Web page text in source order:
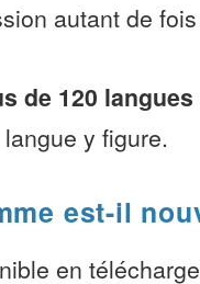
autant de
de 120 langues
y figure.
est-il
en